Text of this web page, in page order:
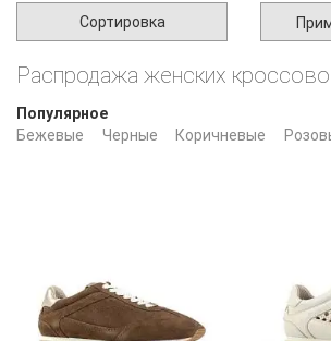
Сортировка
Популярное
Бежевые
Черные Коричневые
Распродажа женских